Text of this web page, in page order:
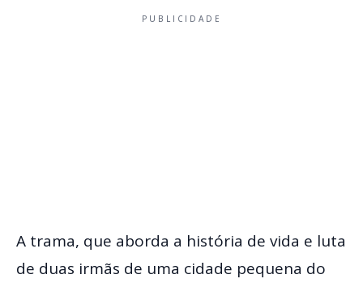
PUBLICIDADE
A trama, que aborda a história de vida e luta
de duas irmãs de uma cidade pequena do